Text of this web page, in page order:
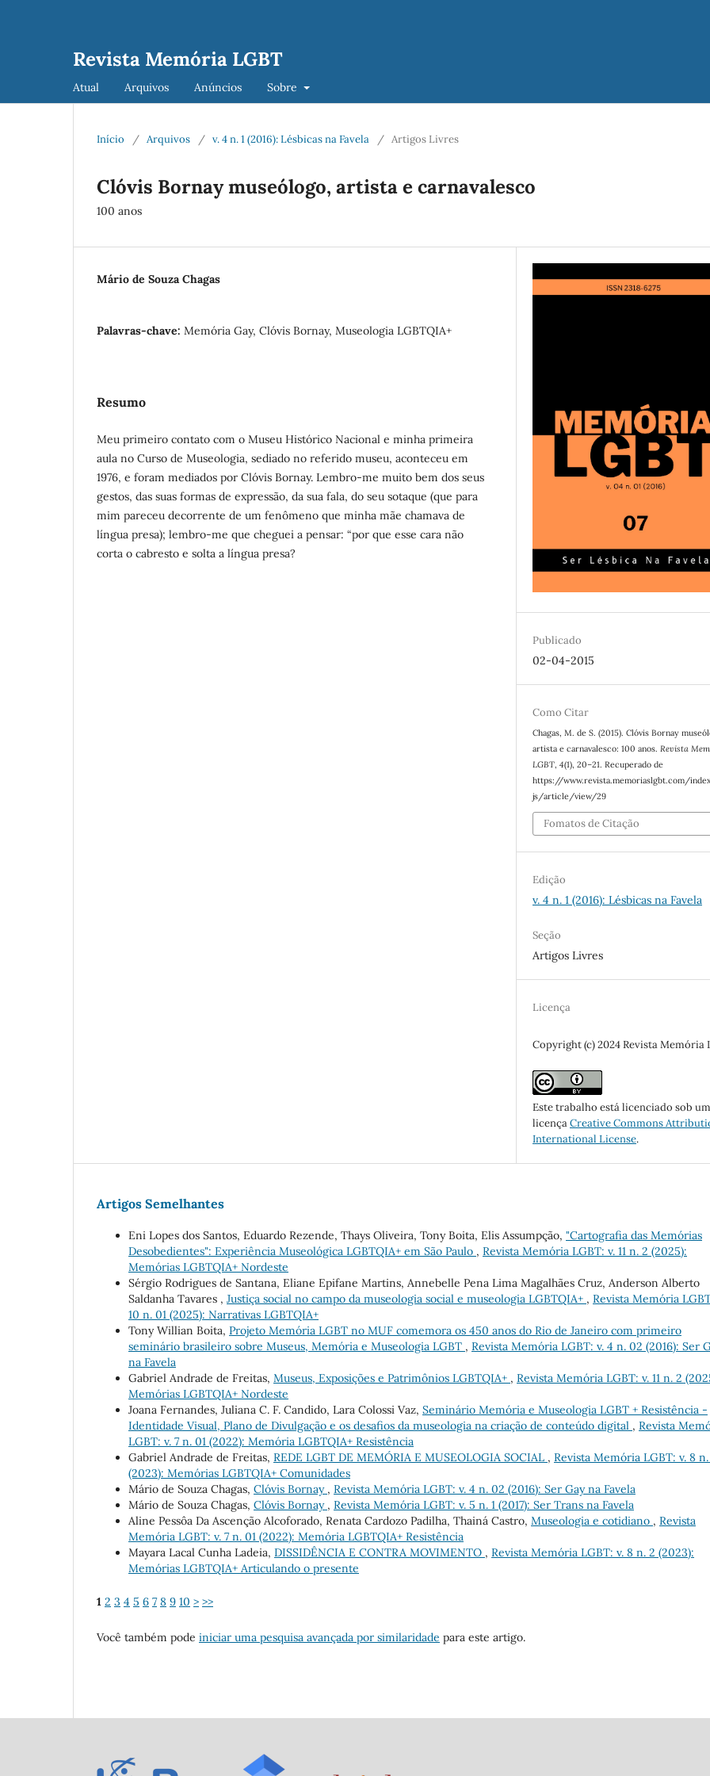
Revista Memória LGBT
Atual Arquivos Anúncios Sobre
Início / Arquivos / v. 4 n. 1 (2016): Lésbicas na Favela / Artigos Livres
Clóvis Bornay museólogo, artista e carnavalesco
100 anos
Mário de Souza Chagas
Palavras-chave: Memória Gay, Clóvis Bornay, Museologia LGBTQIA+
Resumo
Meu primeiro contato com o Museu Histórico Nacional e minha primeira
aula no Curso de Museologia, sediado no referido museu, aconteceu em
1976, e foram mediados por Clóvis Bornay. Lembro-me muito bem dos seus
gestos, das suas formas de expressão, da sua fala, do seu sotaque (que para
mim pareceu decorrente de um fenômeno que minha mãe chamava de
língua presa); lembro-me que cheguei a pensar: “por que esse cara não
corta o cabresto e solta a língua presa?
Publicado
02-04-2015
Como Citar
Chagas, M. de S. (2015). Clóvis Bornay
artista e carnavalesco: 100 anos.Revista
LGBT,4(1), 20–21. Recuperado de
https://www.revista.memoriaslgbt.com/
js/article/view/29
Fomatos de Citação
Edição
v. 4 n. 1 (2016): Lésbicas na Favela
Seção
Artigos Livres
Licença
Copyright (c) 2024 Revista Memória
Este trabalho está licenciado sob
licençaCreative Commons
International License.
Artigos Semelhantes
Eni Lopes dos Santos, Eduardo Rezende, Thays Oliveira, Tony Boita, Elis Assumpção, "Cartografia das Memórias
Desobedientes": Experiência Museológica LGBTQIA+ em São Paulo , Revista Memória LGBT: v. 11 n. 2 (2025):
Memórias LGBTQIA+ Nordeste
Sérgio Rodrigues de Santana, Eliane Epifane Martins, Annebelle Pena Lima Magalhães Cruz, Anderson Alberto
Saldanha Tavares , Justiça social no campo da museologia social e museologia LGBTQIA+ , Revista Memória
10 n. 01 (2025): Narrativas LGBTQIA+
Tony Willian Boita, Projeto Memória LGBT no MUF comemora os 450 anos do Rio de Janeiro com primeiro
seminário brasileiro sobre Museus, Memória e Museologia LGBT , Revista Memória LGBT: v. 4 n. 02 (2016): Ser
na Favela
Gabriel Andrade de Freitas, Museus, Exposições e Patrimônios LGBTQIA+ , Revista Memória LGBT: v. 11 n. 2
Memórias LGBTQIA+ Nordeste
Joana Fernandes, Juliana C. F. Candido, Lara Colossi Vaz, Seminário Memória e Museologia LGBT + Resistência -
Identidade Visual, Plano de Divulgação e os desafios da museologia na criação de conteúdo digital , Revista
LGBT: v. 7 n. 01 (2022): Memória LGBTQIA+ Resistência
Gabriel Andrade de Freitas, REDE LGBT DE MEMÓRIA E MUSEOLOGIA SOCIAL , Revista Memória LGBT: v. 8 n.
(2023): Memórias LGBTQIA+ Comunidades
Mário de Souza Chagas, Clóvis Bornay , Revista Memória LGBT: v. 4 n. 02 (2016): Ser Gay na Favela
Mário de Souza Chagas, Clóvis Bornay , Revista Memória LGBT: v. 5 n. 1 (2017): Ser Trans na Favela
Aline Pessôa Da Ascenção Alcoforado, Renata Cardozo Padilha, Thainá Castro, Museologia e cotidiano , Revista
Memória LGBT: v. 7 n. 01 (2022): Memória LGBTQIA+ Resistência
Mayara Lacal Cunha Ladeia, DISSIDÊNCIA E CONTRA MOVIMENTO , Revista Memória LGBT: v. 8 n. 2 (2023):
Memórias LGBTQIA+ Articulando o presente
1 2 3 4 5 6 7 8 9 10 > >>
Você também pode iniciar uma pesquisa avançada por similaridade para este artigo.